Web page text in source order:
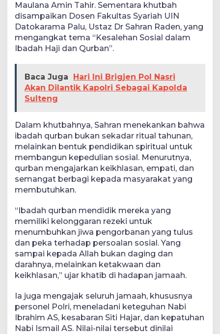
Maulana Amin Tahir. Sementara khutbah
disampaikan Dosen Fakultas Syariah UIN
Datokarama Palu, Ustaz Dr Sahran Raden, yang
mengangkat tema “Kesalehan Sosial dalam
Ibadah Haji dan Qurban”.
Baca Juga
Hari Ini Brigjen Pol Nasri
Akan Dilantik Kapolri Sebagai Kapolda
Sulteng
Dalam khutbahnya, Sahran menekankan bahwa
ibadah qurban bukan sekadar ritual tahunan,
melainkan bentuk pendidikan spiritual untuk
membangun kepedulian sosial. Menurutnya,
qurban mengajarkan keikhlasan, empati, dan
semangat berbagi kepada masyarakat yang
membutuhkan.
“Ibadah qurban mendidik mereka yang
memiliki kelonggaran rezeki untuk
menumbuhkan jiwa pengorbanan yang tulus
dan peka terhadap persoalan sosial. Yang
sampai kepada Allah bukan daging dan
darahnya, melainkan ketakwaan dan
keikhlasan,” ujar khatib di hadapan jamaah.
Ia juga mengajak seluruh jamaah, khususnya
personel Polri, meneladani keteguhan Nabi
Ibrahim AS, kesabaran Siti Hajar, dan kepatuhan
Nabi Ismail AS. Nilai-nilai tersebut dinilai